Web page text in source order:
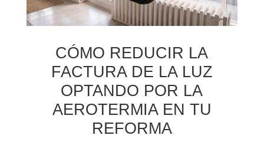
CÓMO REDUCIR LA
FACTURA DE LA LUZ
OPTANDO POR LA
AEROTERMIA EN TU
REFORMA